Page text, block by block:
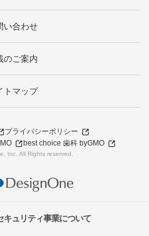
い合わせ
のご案内
トマップ
プライバシーポリシー
best choice 歯科 byGMO
Inc. All Rights reserved.
キュリティ事業について